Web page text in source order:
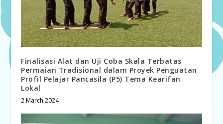
Finalisasi Alat dan Uji Coba Skala Terbatas
Permaian Tradisional dalam Proyek Penguatan
Profil Pelajar Pancasila (P5) Tema Kearifan
Lokal
2 March 2024